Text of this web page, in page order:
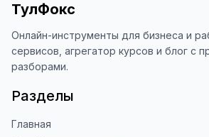
ТулФокс
Онлайн-инструменты для бизнеса и
сервисов, агрегатор курсов и блог с
разборами.
Разделы
Главная